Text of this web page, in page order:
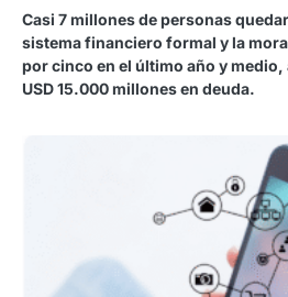
Casi 7 millones de personas
sistema financiero formal y la
por cinco en el último año y
USD 15.000 millones en deuda.